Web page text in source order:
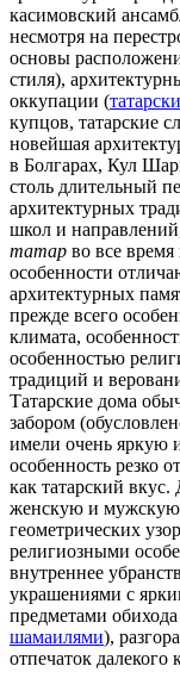
касимовский
несмотря на
основы
стиля),
оккупации (
купцов, татарские
новейшая
в Болгарах, Кул
столь длительный
архитектурных
школ и
татар во все
особенности
архитектурных
прежде всего
климата,
особенностью
традиций и
Татарские дома
забором
имели очень яркую
особенность резко
как татарский вкус.
женскую и мужскую,
геометрических
религиозными
внутреннее
украшениями с
предметами
шамаилями),
отпечаток далекого